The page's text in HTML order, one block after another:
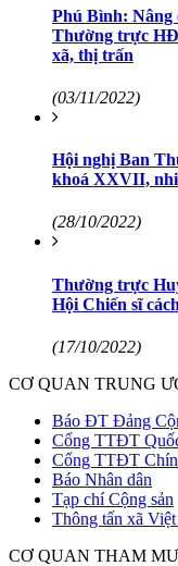
Phú Bình: Nâng
Thường trực
xã, thị trấn
(03/11/2022)
Hội nghị Ban
khoá XXVII,
(28/10/2022)
Thường trực
Hội Chiến sĩ
(17/10/2022)
CƠ QUAN TRUNG
Báo ĐT Đảng
Cổng TTĐT
Cổng TTĐT
Báo Nhân dân
Tạp chí Cộng sản
Thông tấn xã
CƠ QUAN THAM